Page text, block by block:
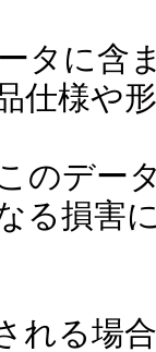
タに含
仕様や
のデー
る損害
れる場